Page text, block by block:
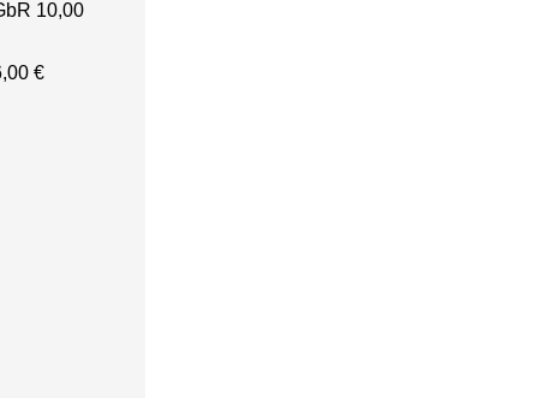
10,00
€